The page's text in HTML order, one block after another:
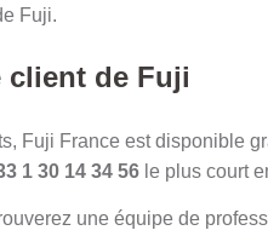
Fuji.
client de Fuji
Fuji France est disponible
1 30 14 34 56 le plus court
une équipe de